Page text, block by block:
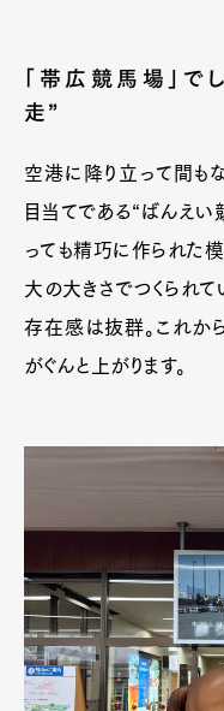
「帯広競馬場」で
走”
空港に降り立って間も
目当てである“ばんえい
っても精巧に作られた
大の大きさでつくられ
存在感は抜群。これか
がぐんと上がります。